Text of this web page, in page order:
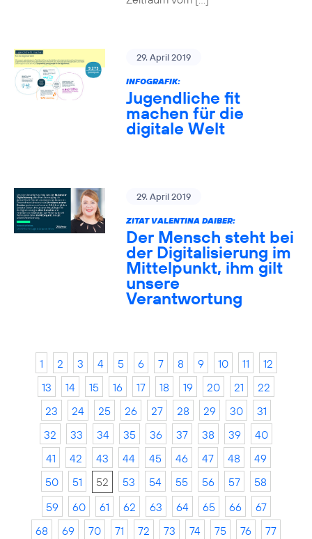
29. April 2019
INFOGRAFIK:
Jugendliche fit
machen für die
digitale Welt
29. April 2019
ZITAT VALENTINA DAIBER:
Der Mensch steht bei
der Digitalisierung im
Mittelpunkt, ihm gilt
unsere
Verantwortung
1 2 3 4 5 6 7 8 9 10 11
12
13
14 15 16 17 18 19 20 21
22
23
24 25 26 27 28 29 30
31
32
33 34 35 36 37 38 39
40
41
42 43 44 45 46 47 48
49
50
51 52 53 54 55 56 57
58
59
60 61 62 63 64 65 66
67
68
69 70 71 72 73 74 75 76
77